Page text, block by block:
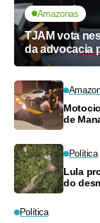
Amazonas
TJAM vota
da advocacia
de
Política
Lula
do
Política